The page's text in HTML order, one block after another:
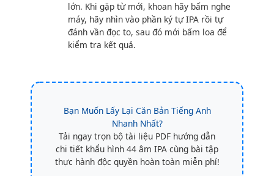
lớn. Khi gặp từ mới, khoan hãy bấm nghe
máy, hãy nhìn vào phần ký tự IPA rồi tự
đánh vần đọc to, sau đó mới bấm loa để
kiểm tra kết quả.
Bạn Muốn Lấy Lại Căn Bản Tiếng Anh
Nhanh Nhất?
Tải ngay trọn bộ tài liệu PDF hướng dẫn
chi tiết khẩu hình 44 âm IPA cùng bài tập
thực hành độc quyền hoàn toàn miễn phí!